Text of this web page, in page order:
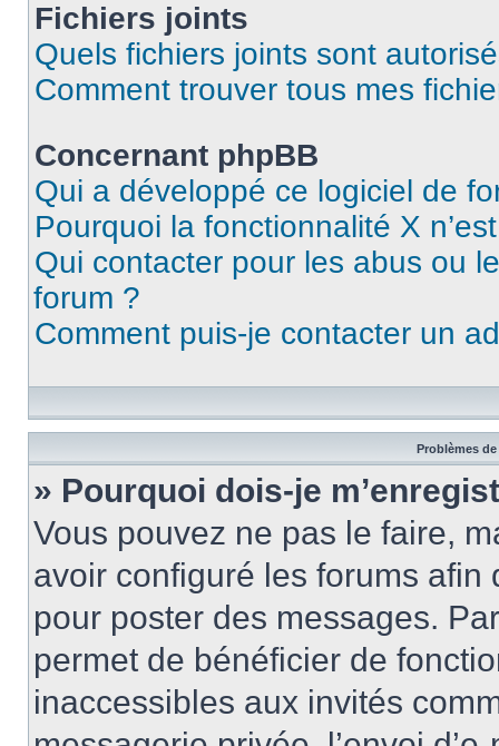
Fichiers joints
Quels fichiers joints sont
Comment trouver tous mes
Concernant phpBB
Qui a développé ce logiciel de
Pourquoi la fonctionnalité X
Qui contacter pour les abus ou
forum ?
Comment puis-je contacter un
Problèmes
» Pourquoi dois-je
Vous pouvez ne pas le faire,
avoir configuré les forums afin
pour poster des messages.
permet de bénéficier de
inaccessibles aux invités